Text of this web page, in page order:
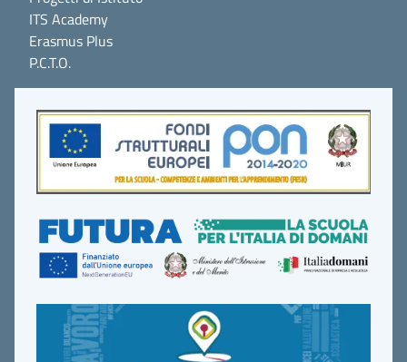
ITS Academy
Erasmus Plus
P.C.T.O.